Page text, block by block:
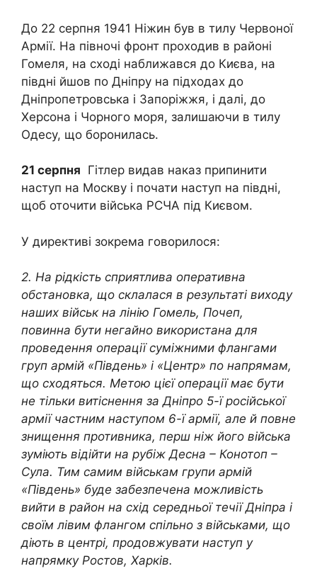
До 22 серпня 1941 Ніжин був в тилу Червоної
Армії. На півночі фронт проходив в районі
Гомеля, на сході наближався до Києва, на
півдні йшов по Дніпру на підходах до
Дніпропетровська і Запоріжжя, і далі, до
Херсона і Чорного моря, залишаючи в тилу
Одесу, що боронилась.
21 серпня Гітлер видав наказ припинити
наступ на Москву і почати наступ на півдні,
щоб оточити війська РСЧА під Києвом.
У директиві зокрема говорилося:
2. На рідкість сприятлива оперативна
обстановка, що склалася в результаті виходу
наших військ на лінію Гомель, Почеп,
повинна бути негайно використана для
проведення операції суміжними флангами
груп армій «Південь» і «Центр» по напрямам,
що сходяться. Метою цієї операції має бути
не тільки витіснення за Дніпро 5-ї російської
армії частним наступом 6-ї армії, але й повне
знищення противника, перш ніж його війська
зуміють відійти на рубіж Десна – Конотоп –
Сула. Тим самим військам групи армій
«Південь» буде забезпечена можливість
вийти в район на схід середньої течії Дніпра і
своїм лівим флангом спільно з військами, що
діють в центрі, продовжувати наступ у
напрямку Ростов, Харків.